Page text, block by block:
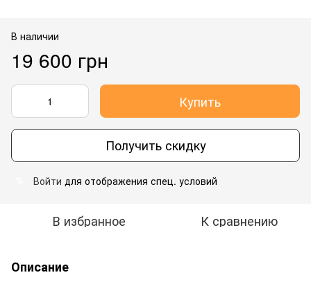
В наличии
19 600 грн
Купить
Получить скидку
Войти для отображения спец. условий
В избранное К сравнению
Описание